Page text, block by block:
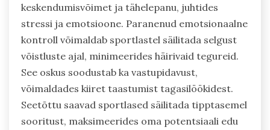
keskendumisvõimet ja tähelepanu, juhtides
stressi ja emotsioone. Paranenud emotsionaalne
kontroll võimaldab sportlastel säilitada selgust
võistluste ajal, minimeerides häirivaid tegureid.
See oskus soodustab ka vastupidavust,
võimaldades kiiret taastumist tagasilöökidest.
Seetõttu saavad sportlased säilitada tipptasemel
sooritust, maksimeerides oma potentsiaali edu